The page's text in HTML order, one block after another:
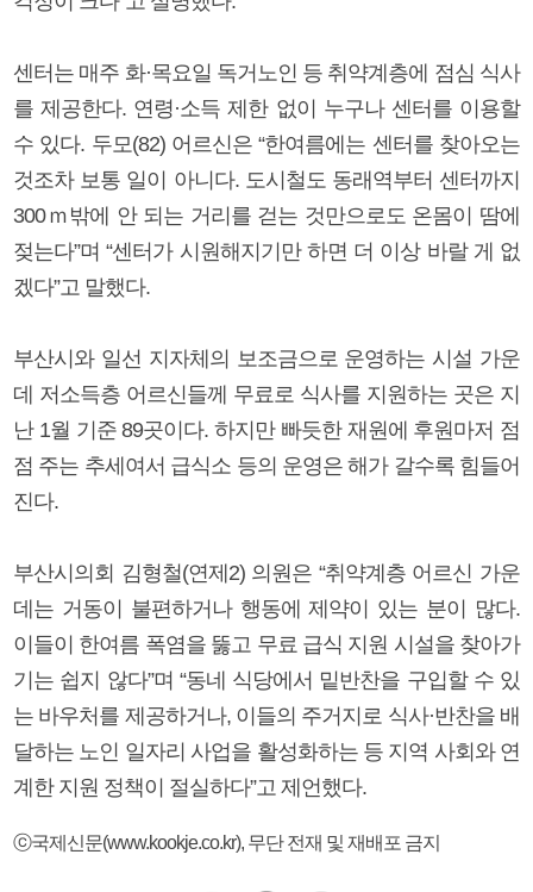
센터는 매주 화·목요일 독거노인 등 취약계층에 점심 식사
를 제공한다. 연령·소득 제한 없이 누구나 센터를 이용할
수 있다. 두모(82) 어르신은 “한여름에는 센터를 찾아오는
것조차 보통 일이 아니다. 도시철도 동래역부터 센터까지
300ｍ밖에 안 되는 거리를 걷는 것만으로도 온몸이 땀에
젖는다”며 “센터가 시원해지기만 하면 더 이상 바랄 게 없
겠다”고 말했다.
부산시와 일선 지자체의 보조금으로 운영하는 시설 가운
데 저소득층 어르신들께 무료로 식사를 지원하는 곳은 지
난 1월 기준 89곳이다. 하지만 빠듯한 재원에 후원마저 점
점 주는 추세여서 급식소 등의 운영은 해가 갈수록 힘들어
진다.
부산시의회 김형철(연제2) 의원은 “취약계층 어르신 가운
데는 거동이 불편하거나 행동에 제약이 있는 분이 많다.
이들이 한여름 폭염을 뚫고 무료 급식 지원 시설을 찾아가
기는 쉽지 않다”며 “동네 식당에서 밑반찬을 구입할 수 있
는 바우처를 제공하거나, 이들의 주거지로 식사·반찬을 배
달하는 노인 일자리 사업을 활성화하는 등 지역 사회와 연
계한 지원 정책이 절실하다”고 제언했다.
ⓒ국제신문(www.kookje.co.kr), 무단 전재 및 재배포 금지